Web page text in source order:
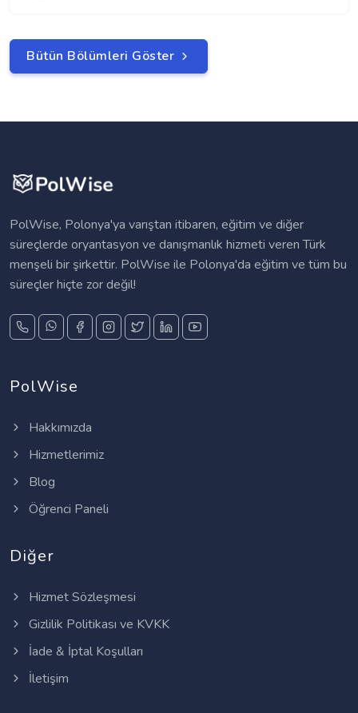
Bütün Bölümleri Göster
PolWise, Polonya'ya varıştan itibaren, eğitim ve diğer
süreçlerde oryantasyon ve danışmanlık hizmeti veren Türk
menşeli bir şirkettir. PolWise ile Polonya'da eğitim ve tüm bu
süreçler hiçte zor değil!
PolWise
Hakkımızda
Hizmetlerimiz
Blog
Öğrenci Paneli
Diğer
Hizmet Sözleşmesi
Gizlilik Politikası ve KVKK
İade & İptal Koşulları
İletişim